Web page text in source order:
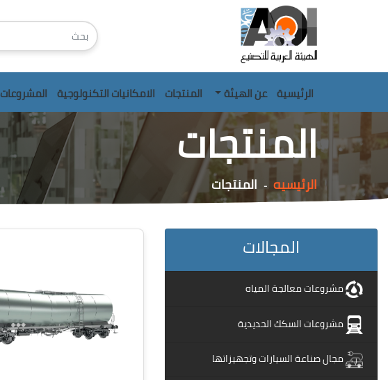
الرئيسية عن الهيئة المنتجات الامكانيات التكنولوجية المشروعات
المنتجات
الرئيسيه - المنتجات
المجالات
مشروعات معالجة المياه
مشروعات السكك الحديدية
مجال صناعة السيارات وتجهيزاتها